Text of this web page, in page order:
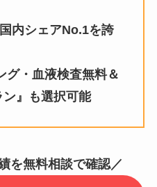
内シェアNo.1を誇
・血液検査無料＆
』も選択可能
を無料相談で確認／